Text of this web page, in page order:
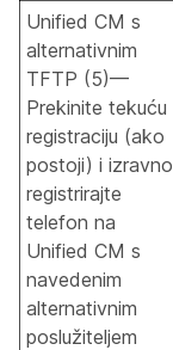
Unified CM s
alternativnim
TFTP (5)—
Prekinite tekuću
registraciju (ako
postoji) i izravno
registrirajte
telefon na
Unified CM s
navedenim
alternativnim
poslužiteljem